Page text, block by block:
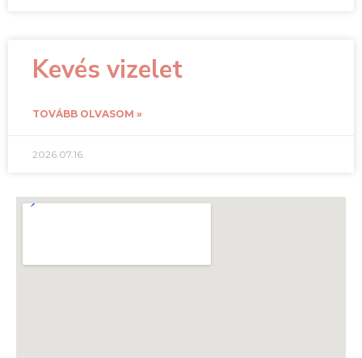
Kevés vizelet
TOVÁBB OLVASOM »
2026.07.16.